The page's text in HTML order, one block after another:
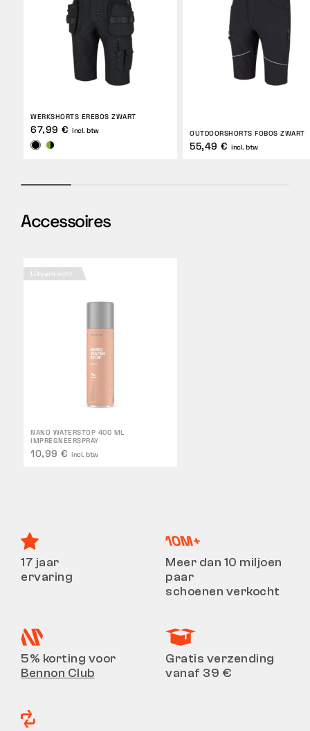
WERKSHORTS EREBOS ZWART
67,99 € incl. btw OUTDOORSHORTS FOBOS ZWART
55,49 € incl. btw
Accessoires
Uitverkocht
NANO WATERSTOP 400 ML
IMPREGNEERSPRAY
10,99 € incl. btw
17 jaar
ervaring
Meer dan 10 miljoen
paar
schoenen verkocht
5% korting voor
Bennon Club
Gratis verzending
vanaf 39 €